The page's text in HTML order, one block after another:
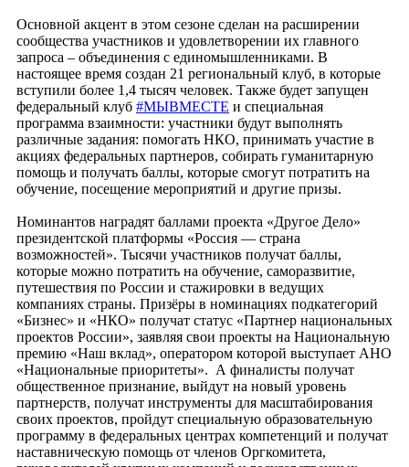
Основной акцент в этом сезоне сделан на расширении
сообщества участников и удовлетворении их главного
запроса – объединения с единомышленниками. В
настоящее время создан 21 региональный клуб, в которые
вступили более 1,4 тысяч человек. Также будет запущен
федеральный клуб #МЫВМЕСТЕ и специальная
программа взаимности: участники будут выполнять
различные задания: помогать НКО, принимать участие в
акциях федеральных партнеров, собирать гуманитарную
помощь и получать баллы, которые смогут потратить на
обучение, посещение мероприятий и другие призы.
Номинантов наградят баллами проекта «Другое Дело»
президентской платформы «Россия — страна
возможностей». Тысячи участников получат баллы,
которые можно потратить на обучение, саморазвитие,
путешествия по России и стажировки в ведущих
компаниях страны. Призёры в номинациях подкатегорий
«Бизнес» и «НКО» получат статус «Партнер национальных
проектов России», заявляя свои проекты на Национальную
премию «Наш вклад», оператором которой выступает АНО
«Национальные приоритеты». А финалисты получат
общественное признание, выйдут на новый уровень
партнерств, получат инструменты для масштабирования
своих проектов, пройдут специальную образовательную
программу в федеральных центрах компетенций и получат
наставническую помощь от членов Оргкомитета,